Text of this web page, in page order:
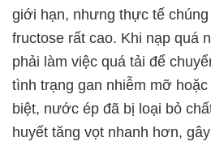
giới hạn, nhưng thực tế
fructose rất cao. Khi nạp quá
phải làm việc quá tải để
tình trạng gan nhiễm mỡ
biệt, nước ép đã bị loại bỏ
huyết tăng vọt nhanh hơn,